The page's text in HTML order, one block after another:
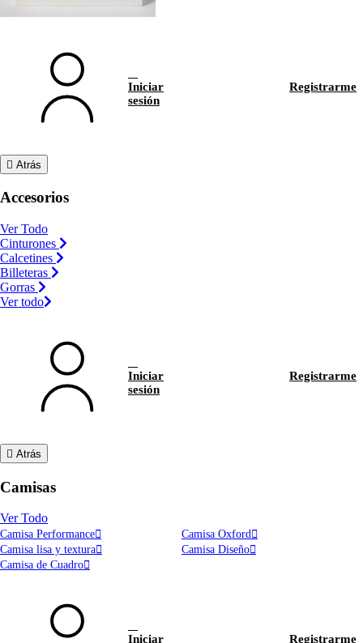
Iniciar
sesión
Registrarme
Atrás
Accesorios
Ver Todo
Cinturones
Calcetines
Billeteras
Gorras
Ver todo
Iniciar
sesión
Registrarme
Atrás
Camisas
Ver Todo
Camisa Performance
Camisa Oxford
Camisa lisa y textura
Camisa Diseño
Camisa de Cuadro
Iniciar
Registrarme